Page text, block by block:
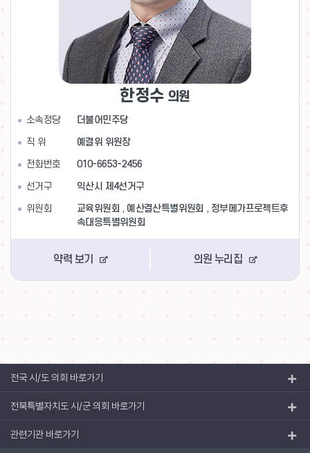
한정수 의원
소속정당 더불어민주당
직 위 예결위 위원장
전화번호 010-6653-2456
선거구 익산시 제4선거구
위원회
교육위원회 , 예산결산특별위원회 , 정부메가프로젝트후
속대응특별위원회
약력 보기 의원 누리집
전국 시/도 의회 바로가기
전북특별자치도 시/군 의회 바로가기
관련기관 바로가기